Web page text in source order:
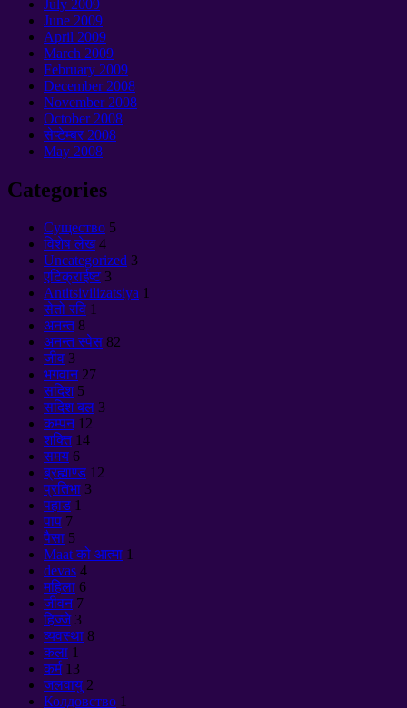
July 2009
June 2009
April 2009
March 2009
February 2009
December2008
November2008
October2008
सेप्टेम्बर 2008
May 2008
Categories
Cущество 5
विशेष लेख 4
Uncategorized 3
एटिक्राईष्ट 3
Antitsivilizatsiya 1
सेतो रवि 1
अनन्त 8
अनन्त स्पेस 82
जीव 3
भगवान 27
सदिश 5
सदिश बल 3
कम्पन 12
शक्ति 14
समय 6
ब्रह्माण्ड 12
प्रतिभा 3
पहाड 1
पाप 7
पैसा 5
Maat को आत्मा 1
devas 4
महिला 6
जीवन 7
हिज्जे 3
व्यवस्था 8
कला 1
कर्म 13
जलवायु 2
Колдовство 1